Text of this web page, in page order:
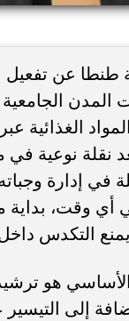
عن تفعيل
الغذائية
نقلة نوعية
في إدارة
وقت، بداية
هو ترشيد
إلى
رسالتها.. وفاة
والأهالي